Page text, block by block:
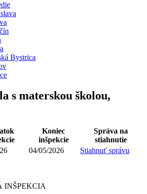
Bystrica
s materskou školou,
Koniec
inšpekcie
Správa na
stiahnutie
04/05/2026
Stiahnuť správu
INŠPEKCIA